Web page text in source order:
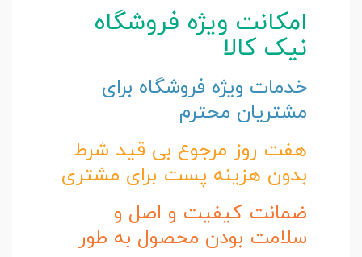
امکانت ویژه فروشگاه
نیک کالا
خدمات ویژه فروشگاه برای
مشتریان محترم
هفت روز مرجوع بی قید شرط
بدون هزینه پست برای مشتری
ضمانت کیفیت و اصل و
سلامت بودن محصول به طور